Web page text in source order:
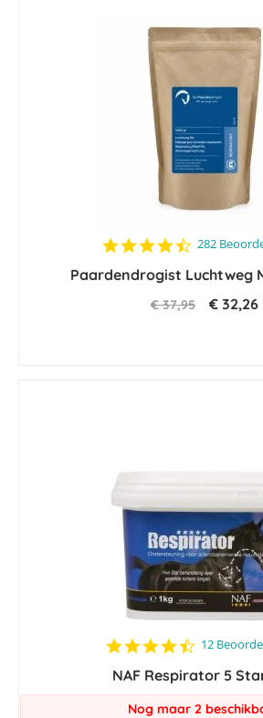
4.5
rating
282
Paardendrogist Luchtweg
€ 37,95 € 32,26
4.7
rating
12
NAF Respirator 5
Nog maar 2